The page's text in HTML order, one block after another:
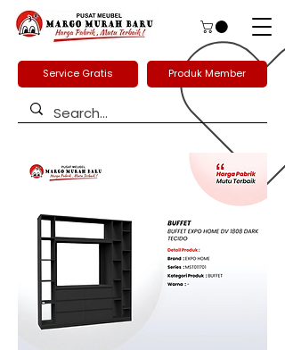
Service Gratis Produk Member